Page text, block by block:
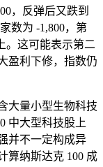
，反弹后又跌到
数为 -1,800，第
。这可能表示第二
盈利下修，指数仍
大量小型生物科技
中大型科技股上
并不一定构成异
算纳斯达克 100 成